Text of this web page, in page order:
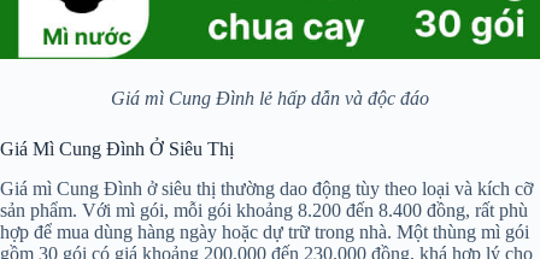
Giá mì Cung Đình lẻ hấp dẫn và độc đáo
Giá Mì Cung Đình Ở Siêu Thị
Giá mì Cung Đình ở siêu thị thường dao động tùy theo loại và kích cỡ
sản phẩm. Với mì gói, mỗi gói khoảng 8.200 đến 8.400 đồng, rất phù
hợp để mua dùng hàng ngày hoặc dự trữ trong nhà. Một thùng mì gói
gồm 30 gói có giá khoảng 200.000 đến 230.000 đồng, khá hợp lý cho